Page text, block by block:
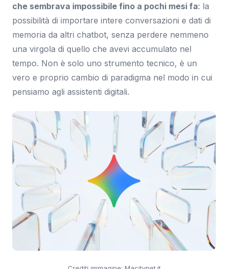
che sembrava impossibile fino a pochi mesi fa: la
possibilità di importare intere conversazioni e dati di
memoria da altri chatbot, senza perdere nemmeno
una virgola di quello che avevi accumulato nel
tempo. Non è solo uno strumento tecnico, è un
vero e proprio cambio di paradigma nel modo in cui
pensiamo agli assistenti digitali.